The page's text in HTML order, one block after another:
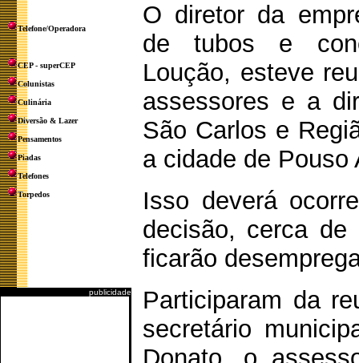
Telefone/Operadora
CEP - superCEP
Colunistas
Culinária
Diversão & Lazer
Pensamentos
Piadas
Telefones
Torpedos
publicidade
O diretor da
de tubos e
Loução, esteve
assessores e a
São Carlos e
a cidade de Pouso
Isso deverá
decisão, cerca de
ficarão
Participaram da
secretário